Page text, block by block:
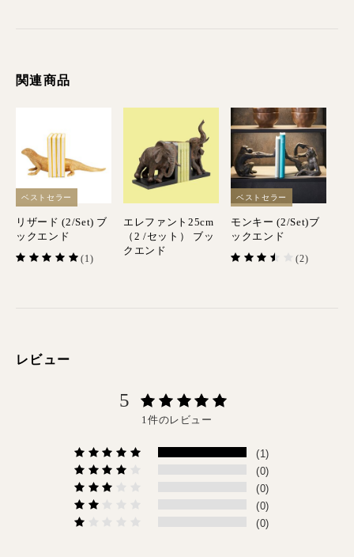
関連商品
ベストセラー
リザード (2/Set) ブ
ックエンド
(1)
エレファント25cm
（2 /セット） ブッ
クエンド
ベストセラー
モンキー (2/Set)ブ
ックエンド
(2)
レビュー
5
1件のレビュー
(1)
(0)
(0)
(0)
(0)